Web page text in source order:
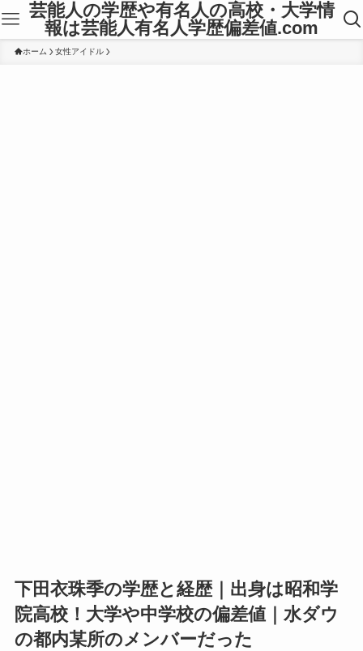
芸能人の学歴や有名人の高校・大学情
報は芸能人有名人学歴偏差値.com
ホーム 女性アイドル
下田衣珠季の学歴と経歴｜出身は昭和学
院高校！大学や中学校の偏差値｜水ダウ
の都内某所のメンバーだった